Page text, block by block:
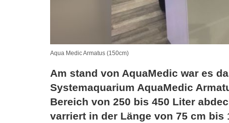
Aqua Medic Armatus (150cm)
Am stand von AquaMedic war es
Systemaquarium AquaMedic
Bereich von 250 bis 450 Liter
varriert in der Länge von 75 cm bis